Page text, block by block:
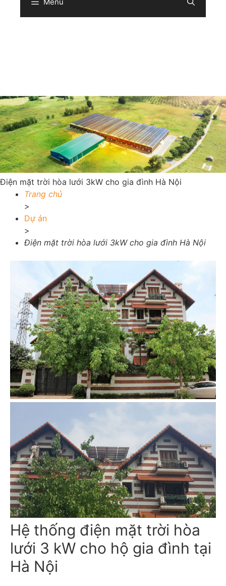
Điện mặt trời hòa lưới 3kW cho gia đình Hà Nội
Trang chủ
>
Dự án
>
Điện mặt trời hòa lưới 3kW cho gia đình Hà Nội
Hệ thống điện mặt trời hòa
lưới 3 kW cho hộ gia đình tại
Hà Nội